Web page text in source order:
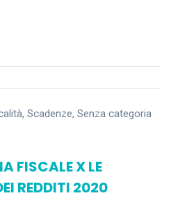
, Scadenze, Senza categoria
FISCALE X LE
REDDITI 2020